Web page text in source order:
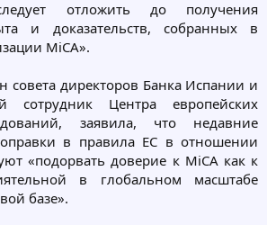
отложить до получения
и доказательств, собранных в
MiCA».
совета директоров Банка Испании и
сотрудник Центра европейских
заявила, что недавние
в правила ЕС в отношении
«подорвать доверие к MiCA как к
в глобальном масштабе
базе».